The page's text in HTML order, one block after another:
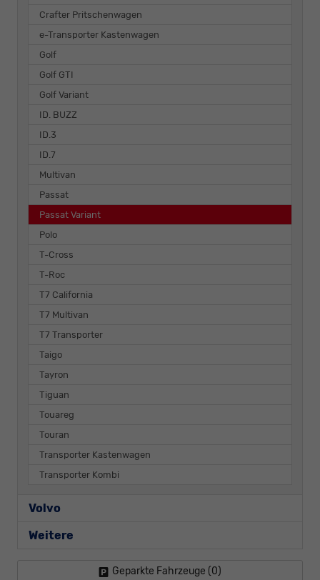
Crafter Pritschenwagen
e-Transporter Kastenwagen
Golf
Golf GTI
Golf Variant
ID. BUZZ
ID.3
ID.7
Multivan
Passat
Passat Variant
Polo
T-Cross
T-Roc
T7 California
T7 Multivan
T7 Transporter
Taigo
Tayron
Tiguan
Touareg
Touran
Transporter Kastenwagen
Transporter Kombi
Volvo
Weitere
Geparkte Fahrzeuge (0)